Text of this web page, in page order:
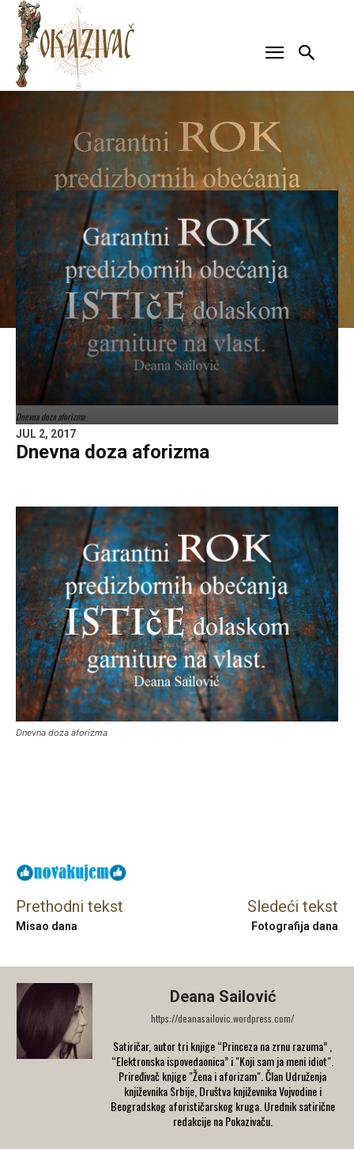
Dnevna doza aforizma
JUL 2, 2017
Dnevna doza aforizma
Dnevna doza aforizma
Prethodni tekst
Misao dana
Sledeći tekst
Fotografija dana
Deana Sailović
https://deanasailovic.wordpress.com/
Satiričar, autor tri knjige “Princeza na zrnu razuma” ,
“Elektronska ispovedaonica” i "Koji sam ja meni idiot".
Priređivač knjige "Žena i aforizam". Član Udruženja
književnika Srbije, Društva književnika Vojvodine i
Beogradskog aforističarskog kruga. Urednik satirične
redakcije na Pokazivaču.